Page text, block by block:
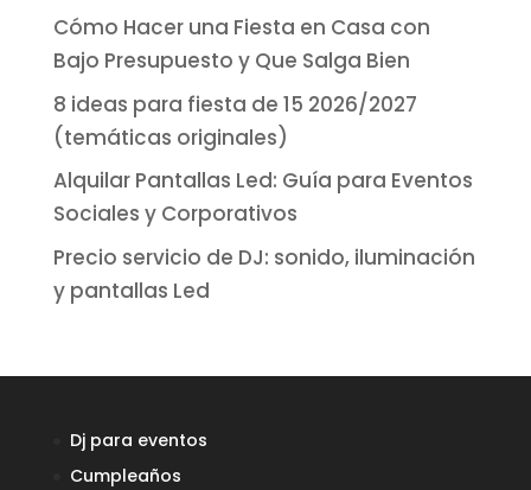
Cómo Hacer una Fiesta en Casa con
Bajo Presupuesto y Que Salga Bien
8 ideas para fiesta de 15 2026/2027
(temáticas originales)
Alquilar Pantallas Led: Guía para Eventos
Sociales y Corporativos
Precio servicio de DJ: sonido, iluminación
y pantallas Led
Dj para eventos
Cumpleaños